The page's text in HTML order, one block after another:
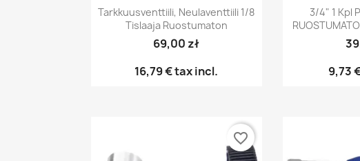
Pikakatselu
Tarkkuusventtiili, Neulaventtiili 1/8
Tislaaja Ruostumaton
69,00 zł
16,79 €tax incl.

3/4" 1 Kpl
9,73
favorite_border